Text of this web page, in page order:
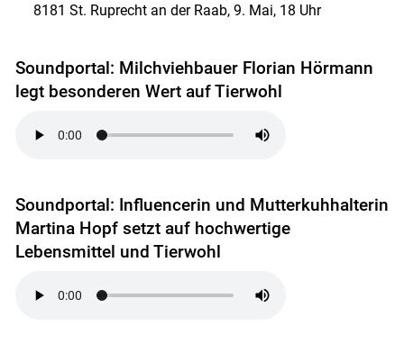
8181 St. Ruprecht an der Raab, 9. Mai, 18 Uhr
Soundportal: Milchviehbauer Florian Hörmann
legt besonderen Wert auf Tierwohl
Soundportal: Influencerin und Mutterkuhhalterin
Martina Hopf setzt auf hochwertige
Lebensmittel und Tierwohl